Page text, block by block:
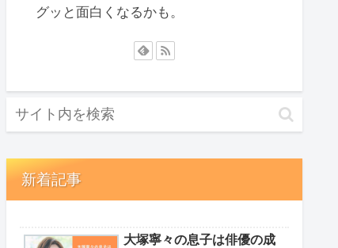
グッと面白くなるかも。
新着記事
大塚寧々の息子は俳優の成